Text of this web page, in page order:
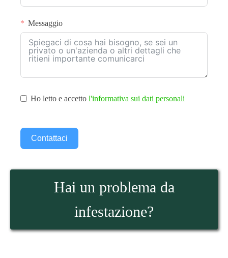
Messaggio
Ho letto e accetto l'informativa sui dati personali
Contattaci
Hai un problema da
infestazione?